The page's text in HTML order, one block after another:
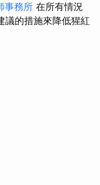
事務所 在所有情況
議的措施來降低猩紅